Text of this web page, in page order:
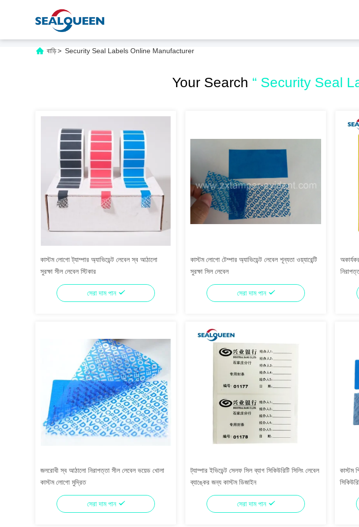
বাড়ি> Security Seal Labels Online Manufacturer
Your Search “ Security Seal
কাস্টম লোগো ট্যাম্পার অ্যাভিডেন্ট লেবেল স্ব আঠালো
সুরক্ষা সীল লেবেল স্টিকার
সেরা দাম পান
কাস্টম লোগো টেম্পার অ্যাভিডেন্ট লেবেল শূন্যতা ওয়্যারেন্টি
সুরক্ষা সিল লেবেল
সেরা দাম পান
জলরোধী স্ব আঠালো নিরাপত্তা সীল লেবেল ভয়েড খোলা
কাস্টম লোগো মুদ্রিত
সেরা দাম পান
ট্যাম্পার ইভিডেন্ট সেলফ সিল ব্যাগ সিকিউরিটি সিলিং লেবেল
ব্যাঙ্কের জন্য কাস্টম ডিজাইন
সেরা দাম পান
কাস্টম